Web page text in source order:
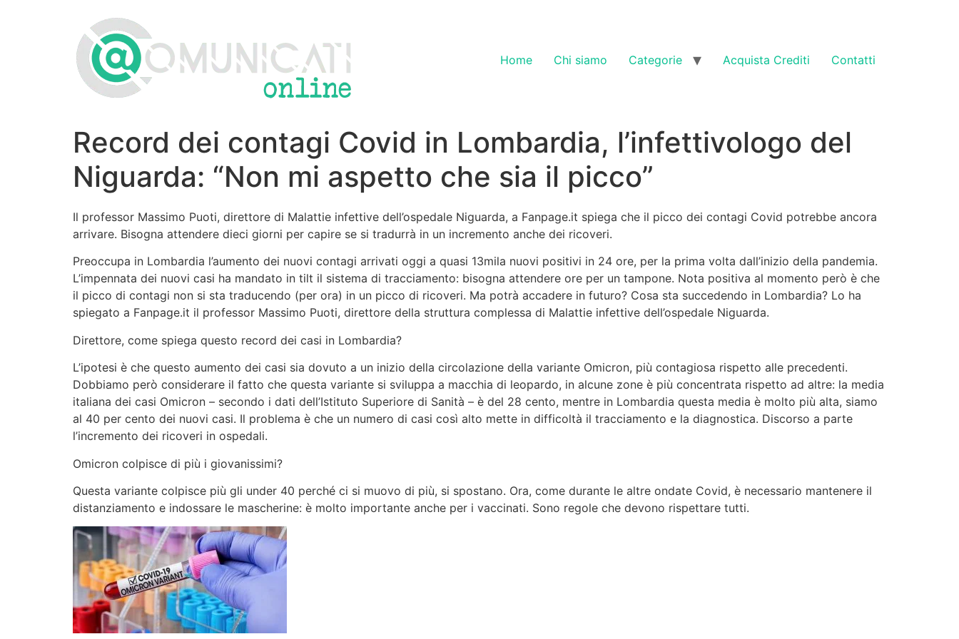
Home
Chi siamo Categorie Acquista Crediti Contatti
Record dei contagi Covid in Lombardia, l’infettivologo del
Niguarda: “Non mi aspetto che sia il picco”
Il professor Massimo Puoti, direttore di Malattie infettive dell’ospedale Niguarda, a Fanpage.it spiega che il picco dei contagi Covid potrebbe ancora
arrivare. Bisogna attendere dieci giorni per capire se si tradurrà in un incremento anche dei ricoveri.
Preoccupa in Lombardia l’aumento dei nuovi contagi arrivati oggi a quasi 13mila nuovi positivi in 24 ore, per la prima volta dall’inizio della pandemia.
L’impennata dei nuovi casi ha mandato in tilt il sistema di tracciamento: bisogna attendere ore per un tampone. Nota positiva al momento però è che
il picco di contagi non si sta traducendo (per ora) in un picco di ricoveri. Ma potrà accadere in futuro? Cosa sta succedendo in Lombardia? Lo ha
spiegato a Fanpage.it il professor Massimo Puoti, direttore della struttura complessa di Malattie infettive dell’ospedale Niguarda.
Direttore, come spiega questo record dei casi in Lombardia?
L’ipotesi è che questo aumento dei casi sia dovuto a un inizio della circolazione della variante Omicron, più contagiosa rispetto alle precedenti.
Dobbiamo però considerare il fatto che questa variante si sviluppa a macchia di leopardo, in alcune zone è più concentrata rispetto ad altre: la media
italiana dei casi Omicron – secondo i dati dell’Istituto Superiore di Sanità – è del 28 cento, mentre in Lombardia questa media è molto più alta, siamo
al 40 per cento dei nuovi casi. Il problema è che un numero di casi così alto mette in difficoltà il tracciamento e la diagnostica. Discorso a parte
l’incremento dei ricoveri in ospedali.
Omicron colpisce di più i giovanissimi?
Questa variante colpisce più gli under 40 perché ci si muovo di più, si spostano. Ora, come durante le altre ondate Covid, è necessario mantenere il
distanziamento e indossare le mascherine: è molto importante anche per i vaccinati. Sono regole che devono rispettare tutti.